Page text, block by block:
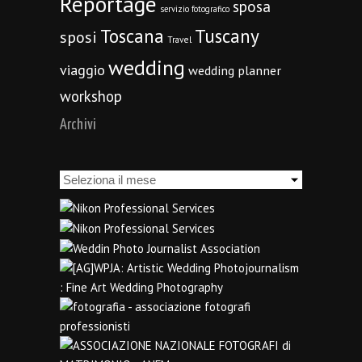
servizio fotografico sposa
sposi Toscana Travel Tuscany
viaggio wedding wedding planner
workshop
Archivi
Archivi